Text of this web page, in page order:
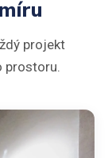
projekt
prostoru.